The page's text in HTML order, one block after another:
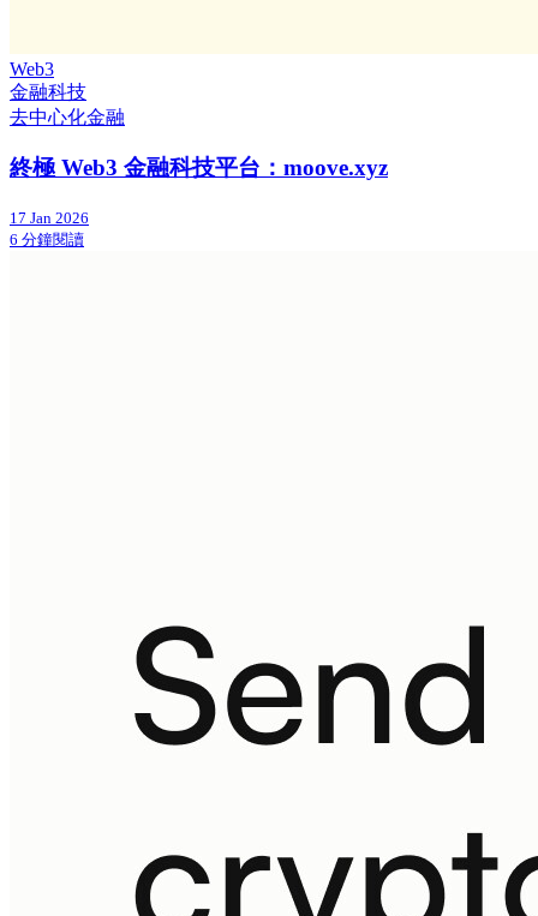
Web3
金融科技
去中心化金融
終極 Web3 金融科技平台：moove.xyz
17 Jan 2026
6 分鐘閱讀